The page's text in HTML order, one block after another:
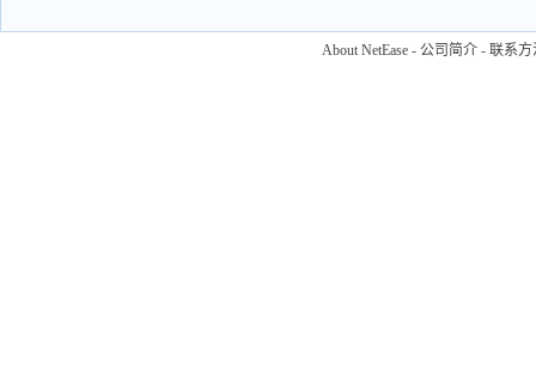
About NetEase - 公司简介 - 联系方